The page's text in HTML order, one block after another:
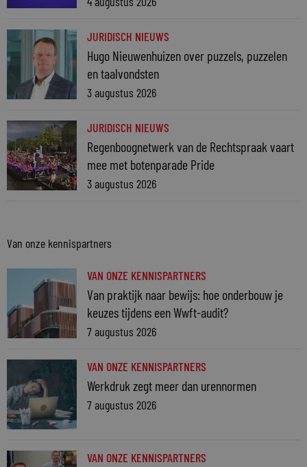
JURIDISCH NIEUWS
Hugo Nieuwenhuizen over puzzels, puzzelen
en taalvondsten
3 augustus 2026
JURIDISCH NIEUWS
Regenboognetwerk van de Rechtspraak vaart
mee met botenparade Pride
3 augustus 2026
Van onze kennispartners
VAN ONZE KENNISPARTNERS
Van praktijk naar bewijs: hoe onderbouw je
keuzes tijdens een Wwft-audit?
7 augustus 2026
VAN ONZE KENNISPARTNERS
Werkdruk zegt meer dan urennormen
7 augustus 2026
VAN ONZE KENNISPARTNERS